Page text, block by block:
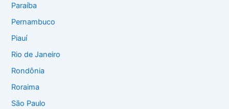
Paraíba
Pernambuco
Piauí
Rio de Janeiro
Rondônia
Roraima
São Paulo